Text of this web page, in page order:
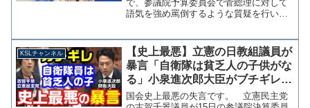
で、参議院予算委員会で菅総理に対して
語気を強め罵倒するような質疑を行いネ
聞かれ「特段ございません」と答え
た。 炎上した直後にはツイ...
KSLチャンネル
【史上最悪】立憲の日教組議員が
暴言「自衛隊は貧乏人の子供がな
る」小泉進次郎大臣がブチギレ抗
議！議員辞職待ったなしか？
国会史上最悪の失言です。 立憲民主党